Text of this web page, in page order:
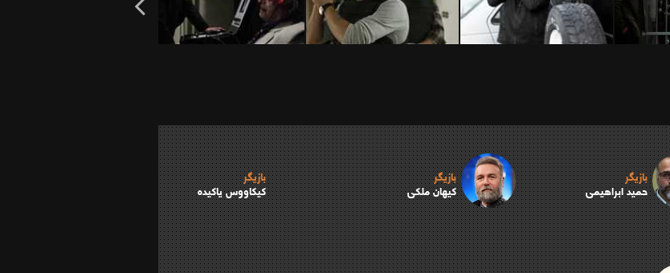
بازیگر
حمید ابراهیمی
بازیگر
کیهان ملکی
بازیگر
کیکاووس یاکیده